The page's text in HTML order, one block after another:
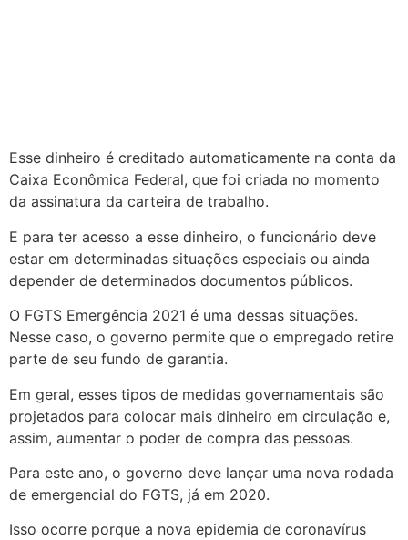
Esse dinheiro é creditado automaticamente na conta da
Caixa Econômica Federal, que foi criada no momento
da assinatura da carteira de trabalho.
E para ter acesso a esse dinheiro, o funcionário deve
estar em determinadas situações especiais ou ainda
depender de determinados documentos públicos.
O FGTS Emergência 2021 é uma dessas situações.
Nesse caso, o governo permite que o empregado retire
parte de seu fundo de garantia.
Em geral, esses tipos de medidas governamentais são
projetados para colocar mais dinheiro em circulação e,
assim, aumentar o poder de compra das pessoas.
Para este ano, o governo deve lançar uma nova rodada
de emergencial do FGTS, já em 2020.
Isso ocorre porque a nova epidemia de coronavírus